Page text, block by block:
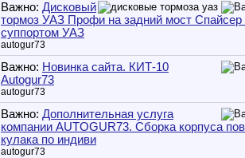
Важно: Дисковый
тормоз УАЗ Профи на задний мост Спайсер
суппортом УАЗ
autogur73
Важно: Новинка сайта. КИТ-10
Autogur73
autogur73
Важно: Дополнительная услуга
компании AUTOGUR73. Сборка корпуса
кулака по индиви
autogur73